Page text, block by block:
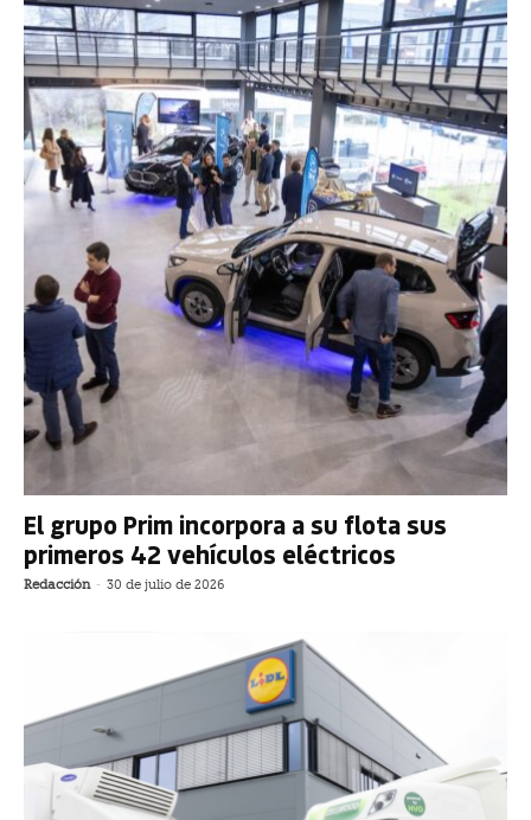
El grupo Prim incorpora a su flota sus
primeros 42 vehículos eléctricos
Redacción - 30 de julio de 2026